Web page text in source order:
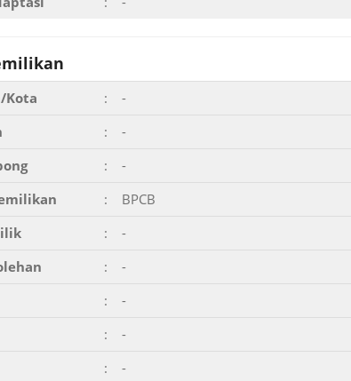
Kota :
-
:
-
:
-
:
BPCB
:
-
:
-
:
-
:
-
: -